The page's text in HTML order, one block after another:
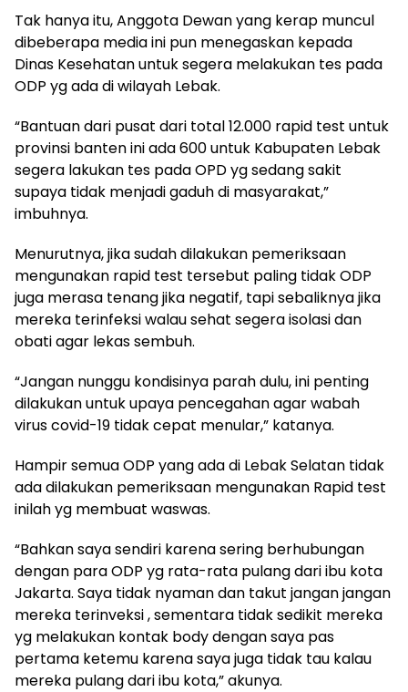
Tak hanya itu, Anggota Dewan yang kerap muncul
dibeberapa media ini pun menegaskan kepada
Dinas Kesehatan untuk segera melakukan tes pada
ODP yg ada di wilayah Lebak.
“Bantuan dari pusat dari total 12.000 rapid test untuk
provinsi banten ini ada 600 untuk Kabupaten Lebak
segera lakukan tes pada OPD yg sedang sakit
supaya tidak menjadi gaduh di masyarakat,”
imbuhnya.
Menurutnya, jika sudah dilakukan pemeriksaan
mengunakan rapid test tersebut paling tidak ODP
juga merasa tenang jika negatif, tapi sebaliknya jika
mereka terinfeksi walau sehat segera isolasi dan
obati agar lekas sembuh.
“Jangan nunggu kondisinya parah dulu, ini penting
dilakukan untuk upaya pencegahan agar wabah
virus covid-19 tidak cepat menular,” katanya.
Hampir semua ODP yang ada di Lebak Selatan tidak
ada dilakukan pemeriksaan mengunakan Rapid test
inilah yg membuat waswas.
“Bahkan saya sendiri karena sering berhubungan
dengan para ODP yg rata-rata pulang dari ibu kota
Jakarta. Saya tidak nyaman dan takut jangan jangan
mereka terinveksi , sementara tidak sedikit mereka
yg melakukan kontak body dengan saya pas
pertama ketemu karena saya juga tidak tau kalau
mereka pulang dari ibu kota,” akunya.